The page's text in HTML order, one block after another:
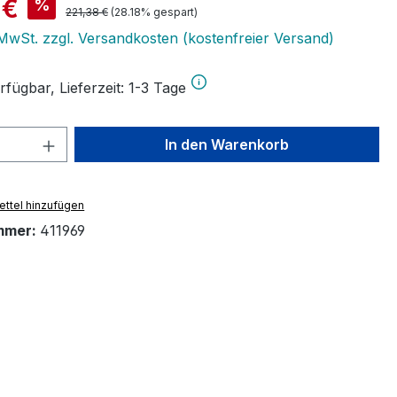
% Regulärer Preis:
221,38 € (28.18% gespart)
zzgl. Versandkosten (kostenfreier Versand)
Lieferzeit: 1-3 Tage
Anzahl: Gib den gewünschten Wert
In den Warenkorb
hinzufügen
411969